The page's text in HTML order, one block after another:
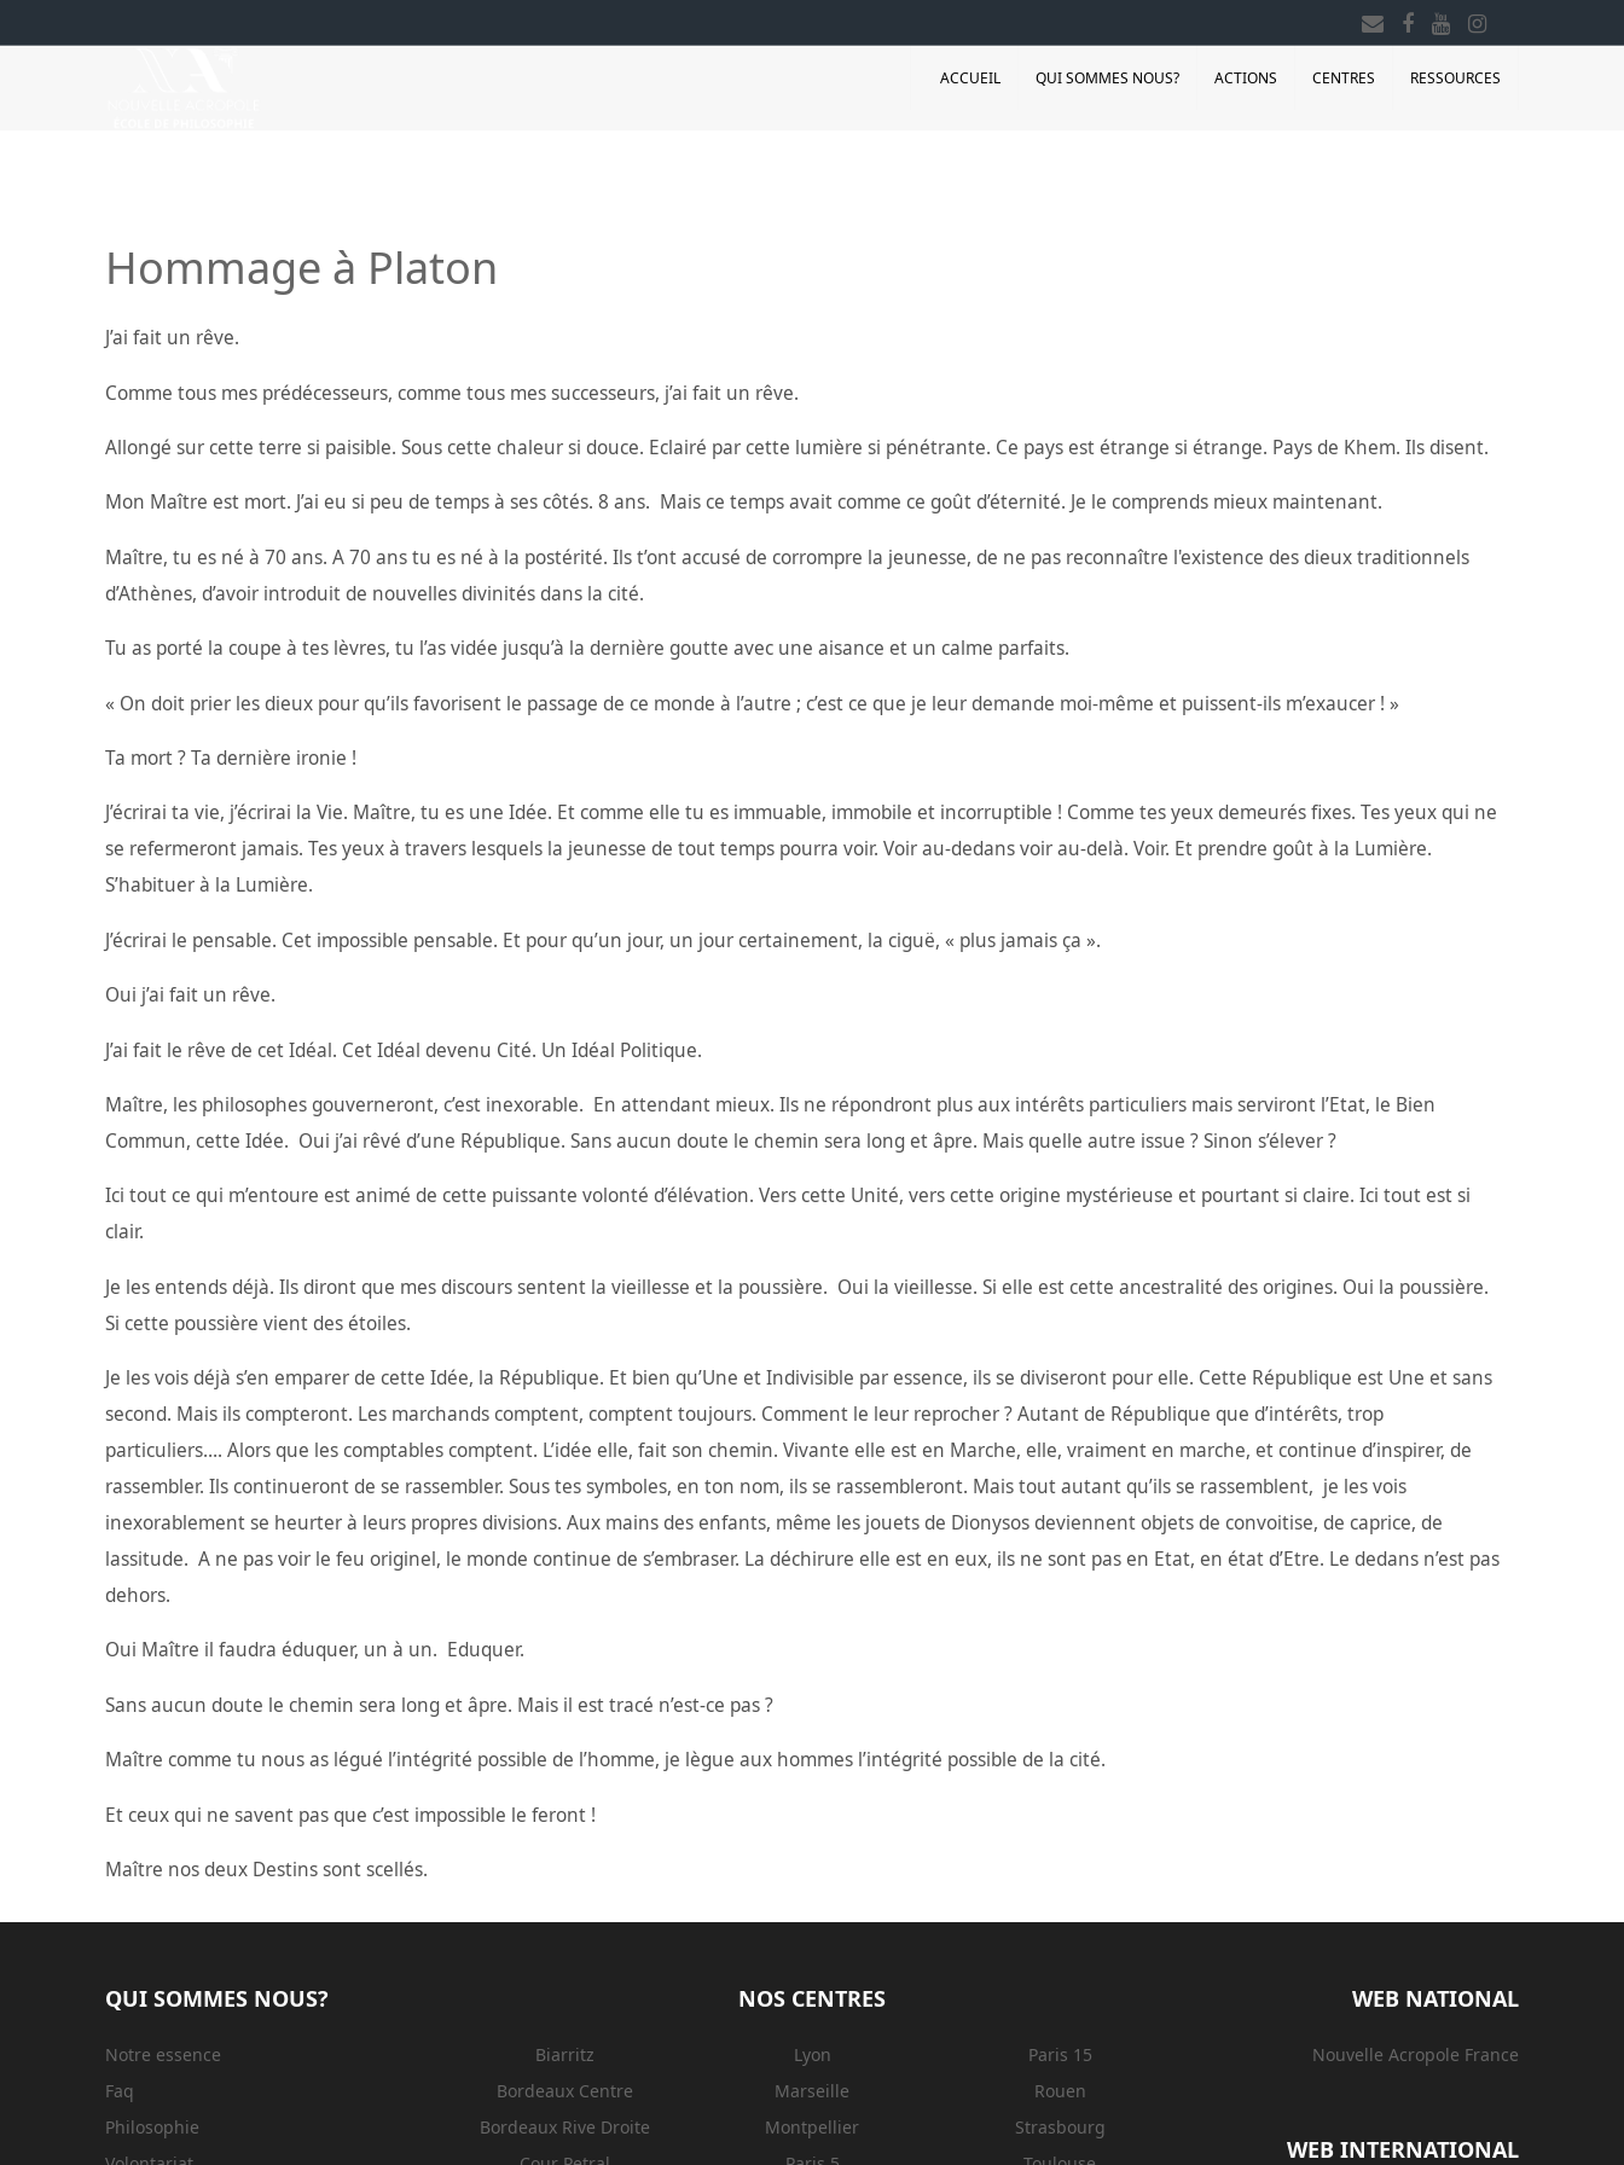
ACCUEIL QUI SOMMES NOUS? ACTIONS CENTRES RESSOURCES
Hommage à Platon
J’ai fait un rêve.
Comme tous mes prédécesseurs, comme tous mes successeurs, j’ai fait un rêve.
Allongé sur cette terre si paisible. Sous cette chaleur si douce. Eclairé par cette lumière si pénétrante. Ce pays est étrange si étrange. Pays de Khem. Ils disent.
Mon Maître est mort. J’ai eu si peu de temps à ses côtés. 8 ans. Mais ce temps avait comme ce goût d’éternité. Je le comprends mieux maintenant.
Maître, tu es né à 70 ans. A 70 ans tu es né à la postérité. Ils t’ont accusé de corrompre la jeunesse, de ne pas reconnaître l'existence des dieux traditionnels
d’Athènes, d’avoir introduit de nouvelles divinités dans la cité.
Tu as porté la coupe à tes lèvres, tu l’as vidée jusqu’à la dernière goutte avec une aisance et un calme parfaits.
« On doit prier les dieux pour qu’ils favorisent le passage de ce monde à l’autre ; c’est ce que je leur demande moi-même et puissent-ils m’exaucer ! »
Ta mort ? Ta dernière ironie !
J’écrirai ta vie, j’écrirai la Vie. Maître, tu es une Idée. Et comme elle tu es immuable, immobile et incorruptible ! Comme tes yeux demeurés fixes. Tes yeux qui ne
se refermeront jamais. Tes yeux à travers lesquels la jeunesse de tout temps pourra voir. Voir au-dedans voir au-delà. Voir. Et prendre goût à la Lumière.
S’habituer à la Lumière.
J’écrirai le pensable. Cet impossible pensable. Et pour qu’un jour, un jour certainement, la ciguë, « plus jamais ça ».
Oui j’ai fait un rêve.
J’ai fait le rêve de cet Idéal. Cet Idéal devenu Cité. Un Idéal Politique.
Maître, les philosophes gouverneront, c’est inexorable. En attendant mieux. Ils ne répondront plus aux intérêts particuliers mais serviront l’Etat, le Bien
Commun, cette Idée. Oui j’ai rêvé d’une République. Sans aucun doute le chemin sera long et âpre. Mais quelle autre issue ? Sinon s’élever ?
Ici tout ce qui m’entoure est animé de cette puissante volonté d’élévation. Vers cette Unité, vers cette origine mystérieuse et pourtant si claire. Ici tout est si
clair.
Je les entends déjà. Ils diront que mes discours sentent la vieillesse et la poussière. Oui la vieillesse. Si elle est cette ancestralité des origines. Oui la poussière.
Si cette poussière vient des étoiles.
Je les vois déjà s’en emparer de cette Idée, la République. Et bien qu’Une et Indivisible par essence, ils se diviseront pour elle. Cette République est Une et sans
second. Mais ils compteront. Les marchands comptent, comptent toujours. Comment le leur reprocher ? Autant de République que d’intérêts, trop
particuliers…. Alors que les comptables comptent. L’idée elle, fait son chemin. Vivante elle est en Marche, elle, vraiment en marche, et continue d’inspirer, de
rassembler. Ils continueront de se rassembler. Sous tes symboles, en ton nom, ils se rassembleront. Mais tout autant qu’ils se rassemblent, je les vois
inexorablement se heurter à leurs propres divisions. Aux mains des enfants, même les jouets de Dionysos deviennent objets de convoitise, de caprice, de
lassitude. A ne pas voir le feu originel, le monde continue de s’embraser. La déchirure elle est en eux, ils ne sont pas en Etat, en état d’Etre. Le dedans n’est pas
dehors.
Oui Maître il faudra éduquer, un à un. Eduquer.
Sans aucun doute le chemin sera long et âpre. Mais il est tracé n’est-ce pas ?
Maître comme tu nous as légué l’intégrité possible de l’homme, je lègue aux hommes l’intégrité possible de la cité.
Et ceux qui ne savent pas que c’est impossible le feront !
Maître nos deux Destins sont scellés.
QUI SOMMES NOUS?
Notre essence
Faq
Philosophie
NOS CENTRES
Biarritz
Bordeaux Centre
Bordeaux Rive Droite
Lyon
Marseille
Montpellier
Paris 15
Rouen
Strasbourg
WEB NATIONAL
Nouvelle Acropole France
WEB INTERNATIONAL